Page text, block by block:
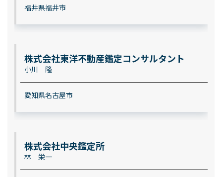
福井県福井市
株式会社東洋不動産鑑定コンサルタント
小川 隆
愛知県名古屋市
株式会社中央鑑定所
林 栄一